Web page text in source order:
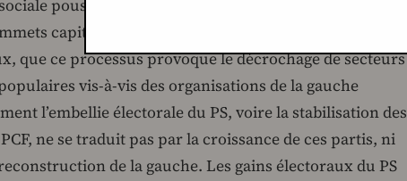
poussée de sa direction avec la haute
capitalistes. Nous avons constaté, avec des
que ce processus provoque le décrochage de secteurs
vis-à-vis des organisations de la gauche
l’embellie électorale du PS, voire la stabilisation des
ne se traduit pas par la croissance de ces partis, ni
de la gauche. Les gains électoraux du PS